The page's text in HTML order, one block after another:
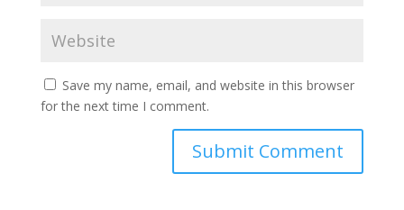
Save my name, email, and website in this browser
for the next time I comment.